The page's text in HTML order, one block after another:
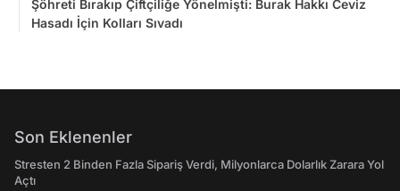
Şöhreti Bırakıp Çiftçiliğe Yönelmişti: Burak Hakkı Ceviz
Hasadı İçin Kolları Sıvadı
Son Eklenenler
Stresten 2 Binden Fazla Sipariş Verdi, Milyonlarca Dolarlık Zarara Yol
Açtı